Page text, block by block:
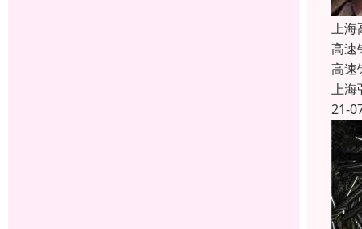
上海
高速
高速
上海
21-